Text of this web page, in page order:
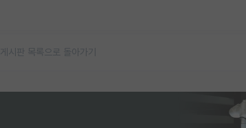
게시판 목록으로 돌아가기